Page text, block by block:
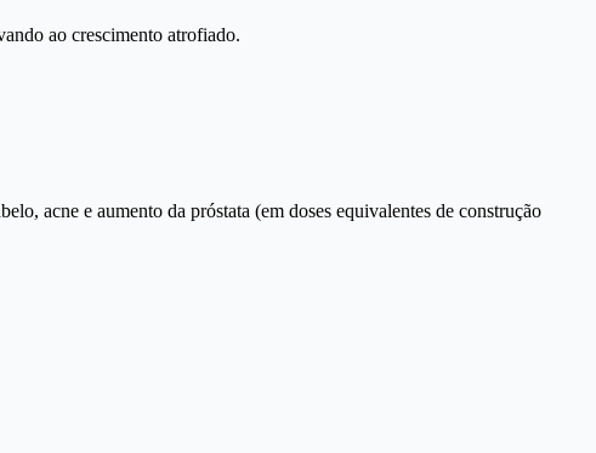
ao crescimento atrofiado.
acne e aumento da próstata (em doses equivalentes de construção